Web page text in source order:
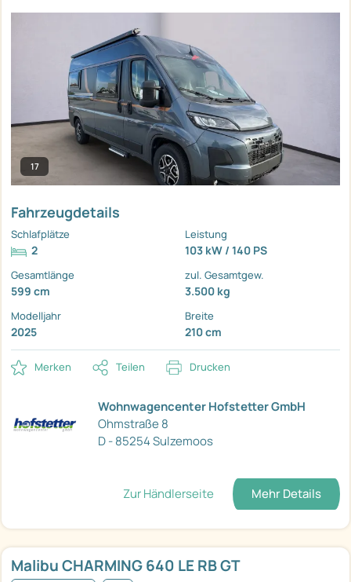
17
Fahrzeugdetails
Schlafplätze
2
Leistung
103 kW / 140 PS
Gesamtlänge
599 cm
zul. Gesamtgew.
3.500 kg
Modelljahr
2025
Breite
210 cm
Merken Teilen Drucken
Wohnwagencenter Hofstetter GmbH
Ohmstraße 8
D - 85254 Sulzemoos
Zur Händlerseite Mehr Details
Malibu CHARMING 640 LE RB GT